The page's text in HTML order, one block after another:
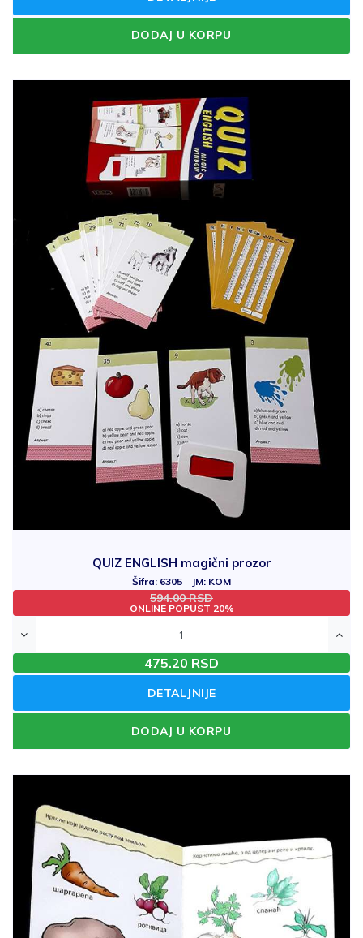
DODAJ U KORPU
QUIZ ENGLISH magični prozor
Šifra: 6305 JM: KOM
594.00 RSD
ONLINE POPUST 20%
475.20 RSD
DETALJNIJE
DODAJ U KORPU